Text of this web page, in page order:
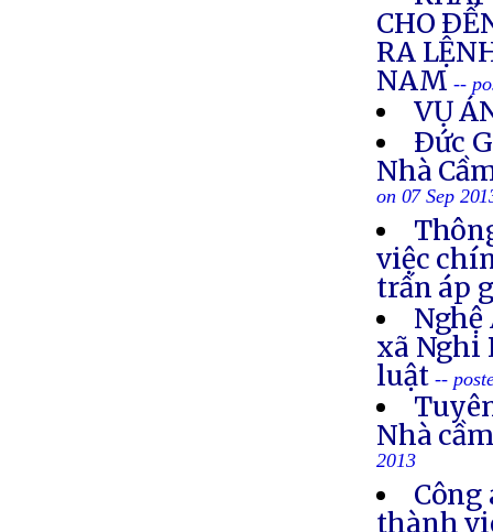
CHO
RA
NAM--
VỤ
Ðức
Nhà
on 07 Sep
việc
trấn áp
Nghệ
xã Nghi
luật--
Nhà
2013
thành